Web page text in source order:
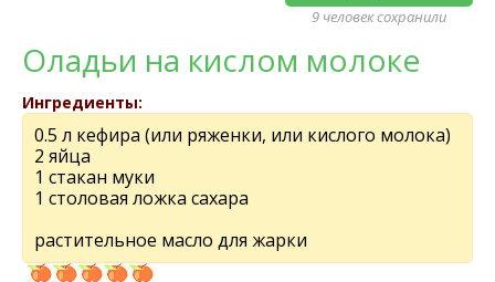
9 человек сохранили
Оладьи на кислом молоке
Ингредиенты:
0.5 л кефира (или ряженки, или кислого молока)
2 яйца
1 стакан муки
1 столовая ложка сахара
растительное масло для жарки